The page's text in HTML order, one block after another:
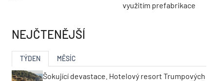
využitím prefabrikace
NEJČTENĚJŠÍ
TÝDEN MĚSÍC
Šokující devastace. Hotelový resort Trumpových